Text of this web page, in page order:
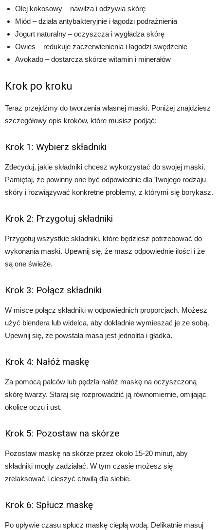
Olej kokosowy – nawilża i odżywia skórę
Miód – działa antybakteryjnie i łagodzi podrażnienia
Jogurt naturalny – oczyszcza i wygładza skórę
Owies – redukuje zaczerwienienia i łagodzi swędzenie
Avokado – dostarcza skórze witamin i minerałów
Krok po kroku
Teraz przejdźmy do tworzenia własnej maski. Poniżej znajdziesz
szczegółowy opis kroków, które musisz podjąć:
Krok 1: Wybierz składniki
Zdecyduj, jakie składniki chcesz wykorzystać do swojej maski.
Pamiętaj, że powinny one być odpowiednie dla Twojego rodzaju
skóry i rozwiązywać konkretne problemy, z którymi się borykasz.
Krok 2: Przygotuj składniki
Przygotuj wszystkie składniki, które będziesz potrzebować do
wykonania maski. Upewnij się, że masz odpowiednie ilości i że
są one świeże.
Krok 3: Połącz składniki
W misce połącz składniki w odpowiednich proporcjach. Możesz
użyć blendera lub widelca, aby dokładnie wymieszać je ze sobą.
Upewnij się, że powstała masa jest jednolita i gładka.
Krok 4: Nałóż maskę
Za pomocą palców lub pędzla nałóż maskę na oczyszczoną
skórę twarzy. Staraj się rozprowadzić ją równomiernie, omijając
okolice oczu i ust.
Krok 5: Pozostaw na skórze
Pozostaw maskę na skórze przez około 15-20 minut, aby
składniki mogły zadziałać. W tym czasie możesz się
zrelaksować i cieszyć chwilą dla siebie.
Krok 6: Spłucz maskę
Po upływie czasu spłucz maskę ciepłą wodą. Delikatnie masuj